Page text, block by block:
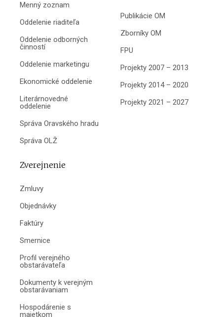
Menný zoznam
Oddelenie riaditeľa
Oddelenie odborných
činností
Oddelenie marketingu
Ekonomické oddelenie
Literárnovedné
oddelenie
Správa Oravského hradu
Správa OLŽ
Publikácie OM
Zborníky OM
FPU
Projekty 2007 – 2013
Projekty 2014 – 2020
Projekty 2021 – 2027
Zverejnenie
Zmluvy
Objednávky
Faktúry
Smernice
Profil verejného
obstarávateľa
Dokumenty k verejným
obstarávaniam
Hospodárenie s
majetkom